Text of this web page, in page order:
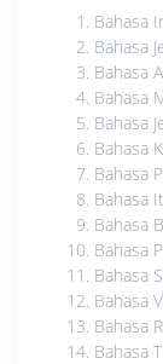
Bahasa
Bahasa
Bahasa
Bahasa
Bahasa
Bahasa
Bahasa
Bahasa
Bahasa
Bahasa
Bahasa
Bahasa
Bahasa
Bahasa